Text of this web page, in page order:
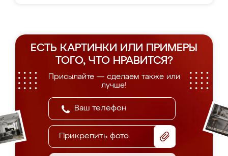
ЕСТЬ КАРТИНКИ ИЛИ ПРИМЕРЫ
ТОГО, ЧТО НРАВИТСЯ?
Присылайте — сделаем также или
лучше!
Прикрепить фото